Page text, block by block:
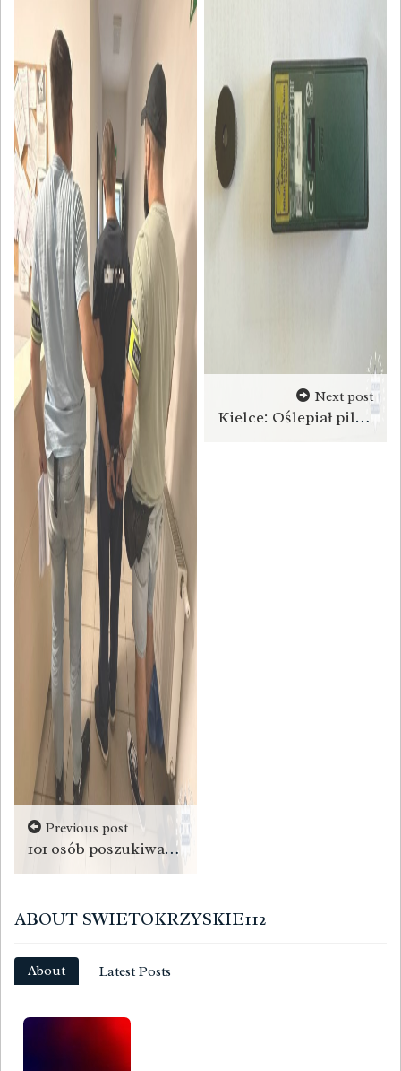
Previous post
101 osób poszukiwanych listami gończymi zatrzymanych
Next post
Kielce: Oślepiał pilota laserem, a żona naruszyła nietykalność cielesną policjanta
ABOUT SWIETOKRZYSKIE112
About Latest Posts